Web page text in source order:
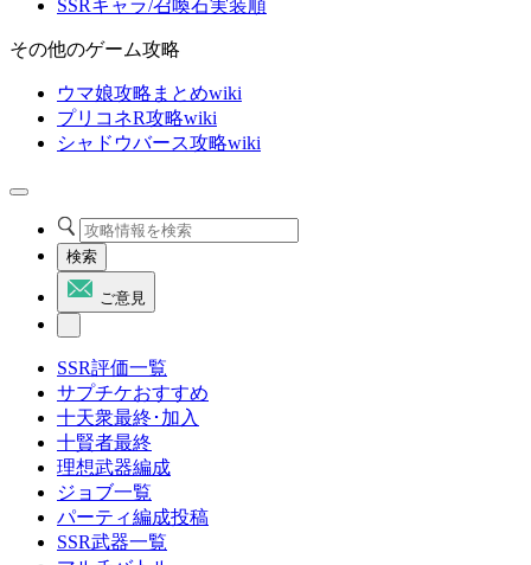
SSRキャラ/召喚石実装順
その他のゲーム攻略
ウマ娘攻略まとめwiki
プリコネR攻略wiki
シャドウバース攻略wiki
検索
ご意見
SSR評価一覧
サプチケおすすめ
十天衆最終･加入
十賢者最終
理想武器編成
ジョブ一覧
パーティ編成投稿
SSR武器一覧